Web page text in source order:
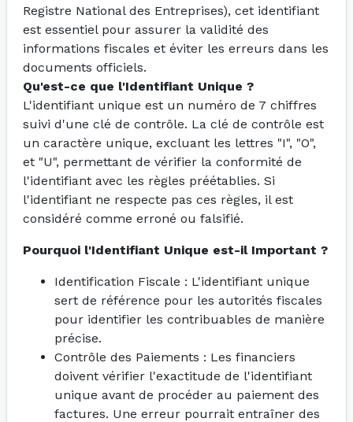
Registre National des Entreprises), cet identifiant
est essentiel pour assurer la validité des
informations fiscales et éviter les erreurs dans les
documents officiels.
Qu'est-ce que l'Identifiant Unique ?
L'identifiant unique est un numéro de 7 chiffres
suivi d'une clé de contrôle. La clé de contrôle est
un caractère unique, excluant les lettres "I", "O",
et "U", permettant de vérifier la conformité de
l'identifiant avec les règles préétablies. Si
l'identifiant ne respecte pas ces règles, il est
considéré comme erroné ou falsifié.
Pourquoi l'Identifiant Unique est-il Important ?
Identification Fiscale : L'identifiant unique
sert de référence pour les autorités fiscales
pour identifier les contribuables de manière
précise.
Contrôle des Paiements : Les financiers
doivent vérifier l'exactitude de l'identifiant
unique avant de procéder au paiement des
factures. Une erreur pourrait entraîner des